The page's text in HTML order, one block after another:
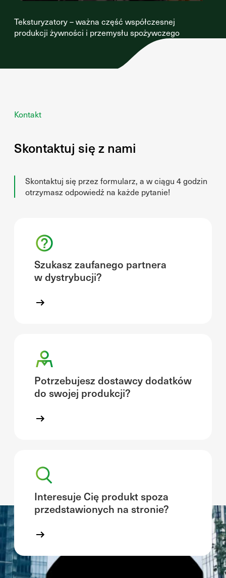
Teksturyzatory – ważna część współczesnej
produkcji żywności i przemysłu spożywczego
Kontakt
Skontaktuj się z nami
Skontaktuj się przez formularz, a w ciągu 4 godzin
otrzymasz odpowiedź na każde pytanie!
Szukasz zaufanego partnera
w dystrybucji?
Potrzebujesz dostawcy dodatków
do swojej produkcji?
Interesuje Cię produkt spoza
przedstawionych na stronie?